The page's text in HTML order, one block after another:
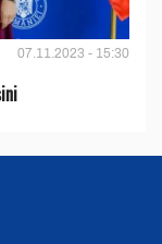
07.11.2023 - 15:30